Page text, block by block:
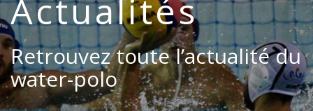
Actualités
Retrouvez toute l’actualité du
water-polo